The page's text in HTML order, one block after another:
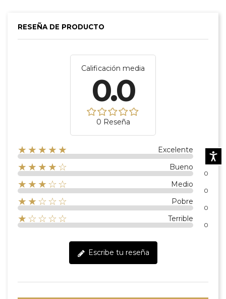
RESEÑA DE PRODUCTO
Calificación media
0.0
0 Reseña
★★★★★ Excelente
★★★★☆ Bueno
0
★★★☆☆ Medio
0
★★☆☆☆ Pobre
0
★☆☆☆☆ Terrible
0
Escribe tu reseña